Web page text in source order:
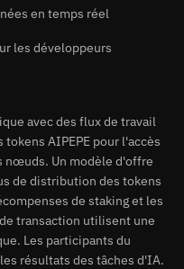
en temps réel
les développeurs
avec des flux de travail
AIPEPE pour l'accès
nœuds. Un modèle d'offre
de distribution des tokens
de staking et les
transaction utilisent une
Les participants du
résultats des tâches d'IA.